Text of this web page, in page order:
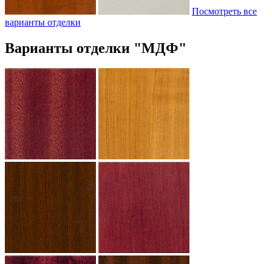
Посмотреть все
варианты отделки
Варианты отделки "МДФ"